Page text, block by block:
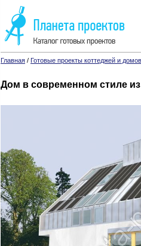
Главная / Готовые проекты коттеджей и
Дом в современном стиле